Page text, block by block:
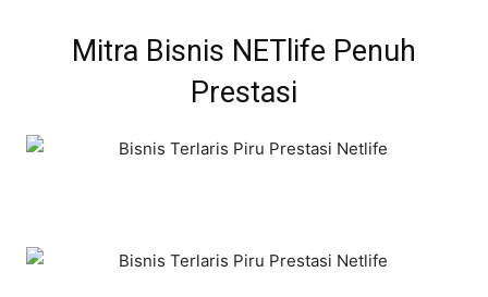
Mitra Bisnis NETlife Penuh
Prestasi